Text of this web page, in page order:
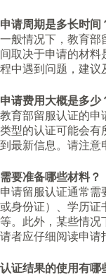
申请周期是多长时间
一般情况下，教育部
间取决于申请的材料
程中遇到问题，建议
申请费用大概是多少
教育部留服认证的申
类型的认证可能会有
到最新信息。请注意
需要准备哪些材料？
申请留服认证通常需
或身份证）、学历证
等。此外，某些情况
请者应仔细阅读申请
认证结果的使用有哪